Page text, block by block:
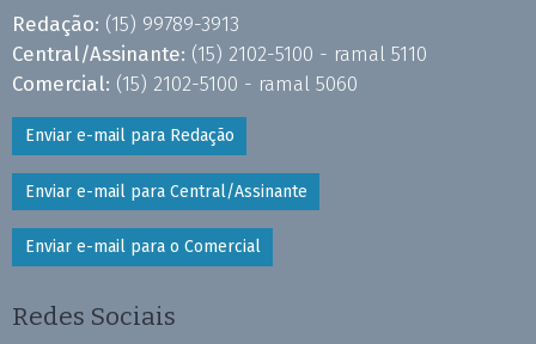
Redação: (15) 99789-3913
Central/Assinante: (15) 2102-5100 - ramal 5110
Comercial: (15) 2102-5100 - ramal 5060
Enviar e-mail para Redação
Enviar e-mail para Central/Assinante
Enviar e-mail para o Comercial
Redes Sociais